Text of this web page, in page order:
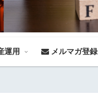
運用 メルマガ登録